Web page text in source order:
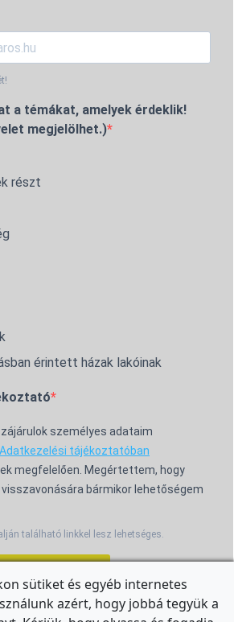
a témákat, amelyek érdeklik!
megjelölhet.)
részt
érintett házak lakóinak
személyes adataim
Adatkezelési tájékoztatóban
megfelelően. Megértettem, hogy
bármikor lehetőségem
található linkkel lesz lehetséges.
clickHERE.
sütiket és egyéb internetes
azért, hogy jobbá tegyük a